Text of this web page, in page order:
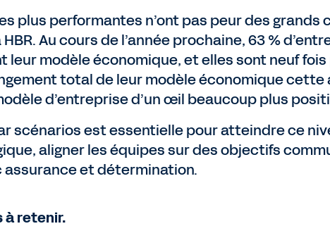
plus performantes n’ont pas peur des
Au cours de l’année prochaine, 63 %
leur modèle économique, et elles sont neuf
total de leur modèle économique cette
d’entreprise d’un œil beaucoup plus
scénarios est essentielle pour atteindre ce
aligner les équipes sur des objectifs
assurance et détermination.
à retenir.